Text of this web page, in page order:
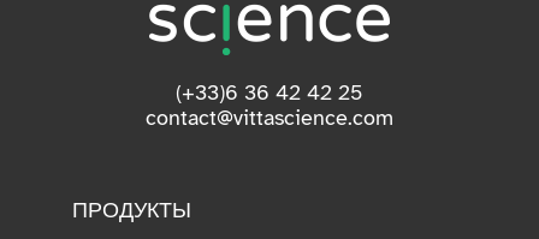
(+33)6 36 42 42 25
contact@vittascience.com
ПРОДУКТЫ